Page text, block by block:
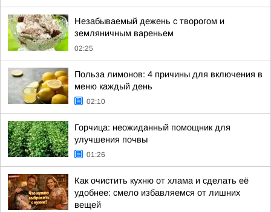
Незабываемый дежень с творогом и
земляничным вареньем
02:25
Польза лимонов: 4 причины для включения в
меню каждый день
02:10
Горчица: неожиданный помощник для
улучшения почвы
01:26
Как очистить кухню от хлама и сделать её
удобнее: смело избавляемся от лишних
вещей